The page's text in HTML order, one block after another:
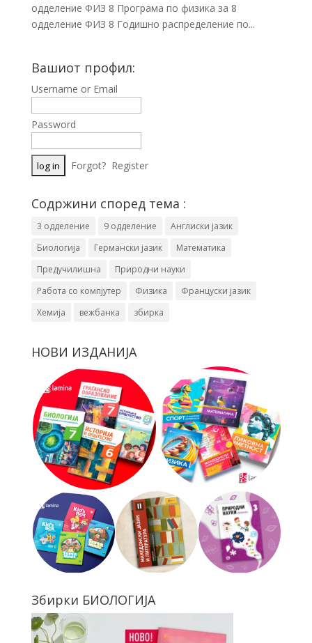
одделение ФИЗ 8 Програма по физика за 8
одделение ФИЗ 8 Годишно распределение по...
Вашиот профил:
Username or Email
Password
Forgot? Register
Содржини според тема :
3 одделение 9 одделение
Англиски јазик
Биологија
Германски јазик
Математика
Предучилишна
Природни науки
Работа со компјутер
Физика
Француски јазик
Хемија
вежбанка збирка
НОВИ ИЗДАНИЈА
Збирки БИОЛОГИЈА